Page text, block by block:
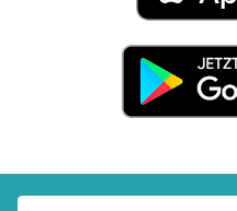
App
Jetzt
Google